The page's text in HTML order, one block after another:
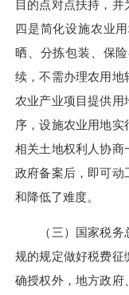
目的点对点扶持，并
四是简化设施农业
晒、分拣包装、保
续，不需办理农用地
农业产业项目提供用
序，设施农业用地实
相关土地权利人协商
政府备案后，即可动
和降低了难度。
（三）国家税务总
规的规定做好税费征
确授权外，地方政府